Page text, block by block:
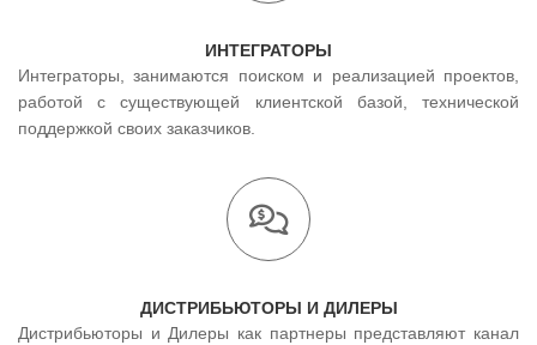
ИНТЕГРАТОРЫ
Интеграторы, занимаются поиском и реализацией проектов,
работой с существующей клиентской базой, технической
поддержкой своих заказчиков.
ДИСТРИБЬЮТОРЫ И ДИЛЕРЫ
Дистрибьюторы и Дилеры как партнеры представляют канал